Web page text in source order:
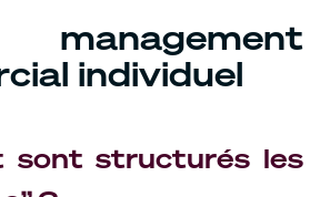
individuel
sont structurés les